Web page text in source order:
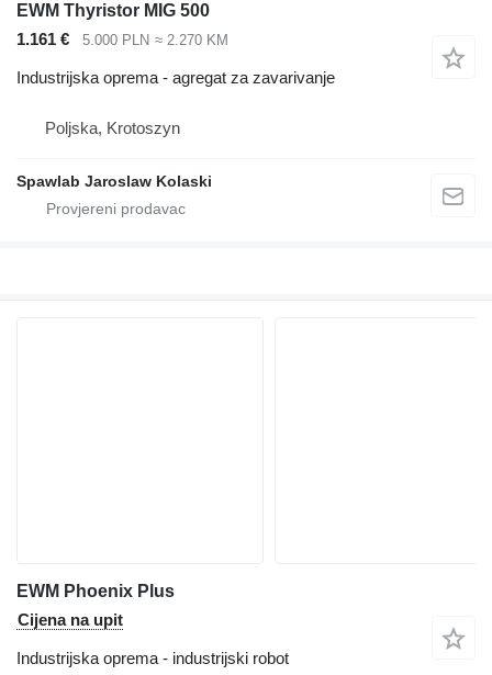
EWM Thyristor MIG 500
1.161 €
5.000 PLN ≈ 2.270 KM
Industrijska oprema - agregat za zavarivanje
Poljska, Krotoszyn
Spawlab Jaroslaw Kolaski
EWM Phoenix Plus
Cijena na upit
Industrijska oprema - industrijski robot